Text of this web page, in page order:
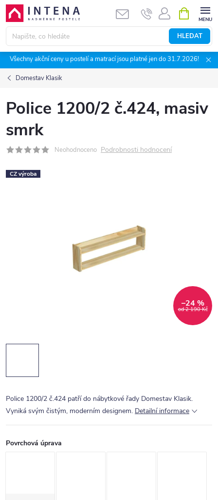
Přejít
obsah
HLEDAT
NÁKUPNÍ
KOŠÍK
Všechny akční ceny u postelí a matrací jsou platné jen do 31.7.2026!
Domestav Klasik
Police 1200/2 č.424, masiv
smrk
Neohodnoceno Podrobnosti hodnocení
CZ výroba
od 2 190 Kč
–24 %
Police 1200/2 č.424 patří do nábytkové řady Domestav Klasik.
Vyniká svým čistým, moderním designem. Detailní informace
Povrchová úprava